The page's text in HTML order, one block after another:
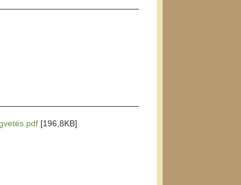
[196,8KB]